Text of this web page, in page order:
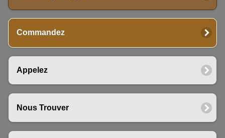
Commandez
Appelez
Nous Trouver